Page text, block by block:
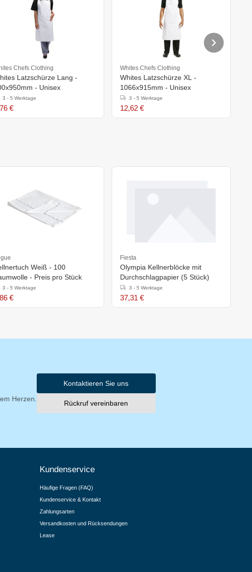
Chefs Clothing
Latzschürze Lang -
- Unisex
3 - 5 Werktage
€
Whites Chefs Clothing
Whites Latzschürze XL -
1066x915mm - Unisex
3 - 5 Werktage
12,62 €
Weiß - 100
- Preis pro Stück
3 - 5 Werktage
€
Fiesta
Olympia Kellnerblöcke mit
Durchschlagpapier (5 Stück)
3 - 5 Werktage
37,31 €
Herzen.
Kontaktieren Sie uns
Rückruf vereinbaren
Kundenservice
Häufige Fragen (FAQ)
Kundenservice & Kontakt
Zahlungsarten
Versandkosten und Rücksendungen
Lease